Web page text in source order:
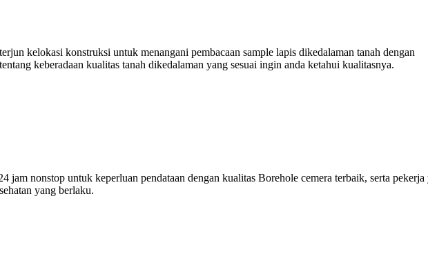
kelokasi konstruksi untuk menangani pembacaan sample lapis dikedalaman tanah dengan
keberadaan kualitas tanah dikedalaman yang sesuai ingin anda ketahui kualitasnya.
nonstop untuk keperluan pendataan dengan kualitas Borehole cemera terbaik, serta pekerja
yang berlaku.